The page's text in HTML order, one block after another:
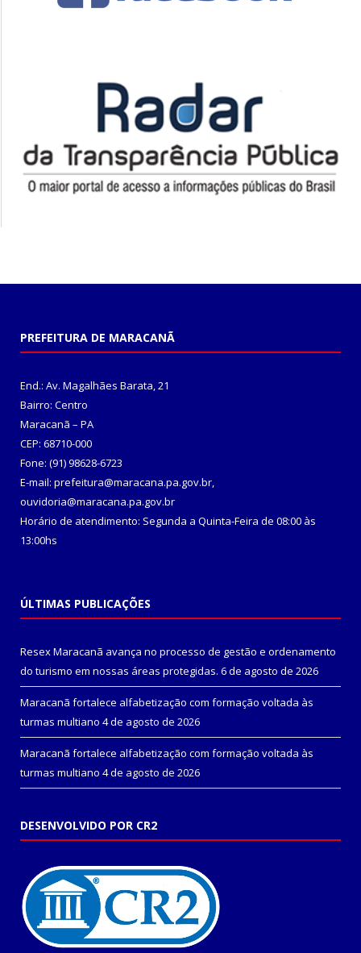
PREFEITURA DE MARACANÃ
End.: Av. Magalhães Barata, 21
Bairro: Centro
Maracanã – PA
CEP: 68710-000
Fone: (91) 98628-6723
E-mail: prefeitura@maracana.pa.gov.br,
ouvidoria@maracana.pa.gov.br
Horário de atendimento: Segunda a Quinta-Feira de 08:00 às
13:00hs
ÚLTIMAS PUBLICAÇÕES
Resex Maracanã avança no processo de gestão e ordenamento
do turismo em nossas áreas protegidas. 6 de agosto de 2026
Maracanã fortalece alfabetização com formação voltada às
turmas multiano 4 de agosto de 2026
Maracanã fortalece alfabetização com formação voltada às
turmas multiano 4 de agosto de 2026
DESENVOLVIDO POR CR2